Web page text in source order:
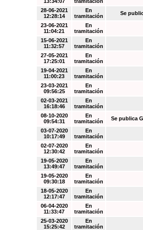
28-06-2021
12:28:14
En
tramitación
Se
23-06-2021
11:04:21
En
tramitación
15-06-2021
11:32:57
En
tramitación
27-05-2021
17:25:01
En
tramitación
19-04-2021
11:00:23
En
tramitación
23-03-2021
09:56:25
En
tramitación
02-03-2021
16:18:46
En
tramitación
08-10-2020
09:54:31
En
tramitación
Se publica
03-07-2020
10:17:49
En
tramitación
02-07-2020
12:30:42
En
tramitación
19-05-2020
13:49:47
En
tramitación
19-05-2020
09:30:18
En
tramitación
18-05-2020
12:17:47
En
tramitación
06-04-2020
11:33:47
En
tramitación
25-03-2020
15:25:42
En
tramitación